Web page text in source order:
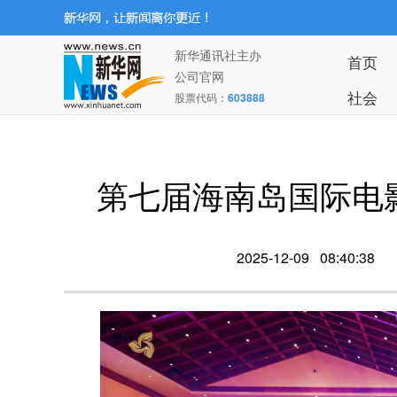
新华通讯社主办
公司官网
股票代码： 603888
首页
社会
第七届海南岛国际
2025-12-09 08:40:38